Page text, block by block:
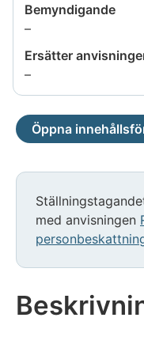
Bemyndigande
–Uppgiften
inte
Ersätter
–Uppgiften
är
inte
tillgänglig
Öppna
med anvisningen